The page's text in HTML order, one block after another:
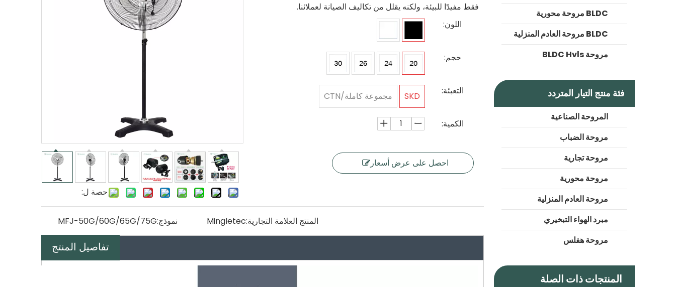
حصة ل:
فقط مفيدًا للبيئة، ولكنه يقلل من تكاليف الصيانة لعملائنا.
اللون:
حجم:
التعبئة: SKD مجموعة كاملة/CTN
الكمية:
احصل على عرض أسعار
نموذج:MFJ-50G/60G/65G/75G المنتج العلامة التجارية:Mingletec
تفاصيل المنتج
BLDC مروحة محورية
BLDC مروحة العادم المنزلية
مروحة BLDC Hvls
فئة منتج التيار المتردد
المروحة الصناعية
مروحة الضباب
مروحة تجارية
مروحة محورية
مروحة العادم المنزلية
مبرد الهواء التبخيري
مروحة هفلس
المنتجات ذات الصلة